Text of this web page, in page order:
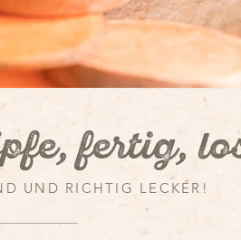
fertig,
UND RICHTIG LECKER!